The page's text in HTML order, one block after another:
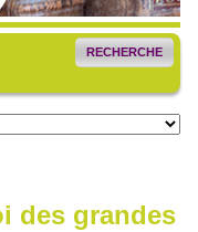
RECHERCHE
des grandes